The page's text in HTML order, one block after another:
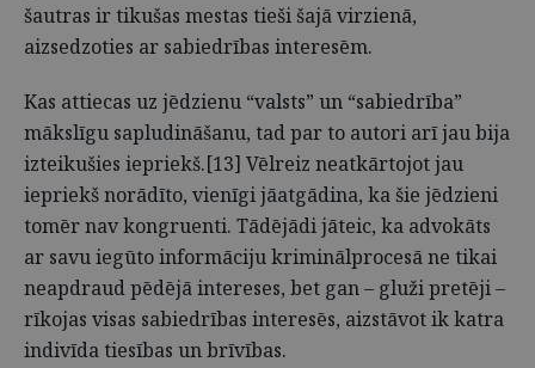
šautras ir tikušas mestas tieši šajā virzienā,
aizsedzoties ar sabiedrības interesēm.
Kas attiecas uz jēdzienu “valsts” un “sabiedrība”
mākslīgu sapludināšanu, tad par to autori arī jau bija
izteikušies iepriekš.[13] Vēlreiz neatkārtojot jau
iepriekš norādīto, vienīgi jāatgādina, ka šie jēdzieni
tomēr nav kongruenti. Tādējādi jāteic, ka advokāts
ar savu iegūto informāciju kriminālprocesā ne tikai
neapdraud pēdējā intereses, bet gan – gluži pretēji –
rīkojas visas sabiedrības interesēs, aizstāvot ik katra
indivīda tiesības un brīvības.